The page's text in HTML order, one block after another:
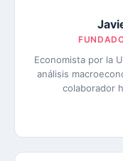
Economista por la
análisis
colaborador